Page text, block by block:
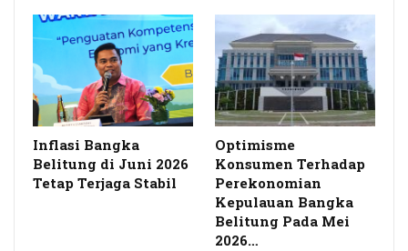
Inflasi Bangka
Belitung di Juni 2026
Tetap Terjaga Stabil
Optimisme
Konsumen Terhadap
Perekonomian
Kepulauan Bangka
Belitung Pada Mei
2026…